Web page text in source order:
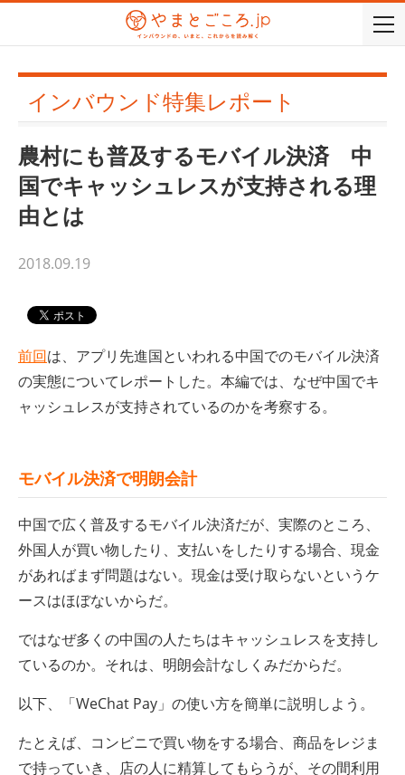
インバウンド特集レポート
農村にも普及するモバイル決済 中
国でキャッシュレスが支持される理
由とは
2018.09.19
前回は、アプリ先進国といわれる中国でのモバイル決済
の実態についてレポートした。本編では、なぜ中国でキ
ャッシュレスが支持されているのかを考察する。
モバイル決済で明朗会計
中国で広く普及するモバイル決済だが、実際のところ、
外国人が買い物したり、支払いをしたりする場合、現金
があればまず問題はない。現金は受け取らないというケ
ースはほぼないからだ。
ではなぜ多くの中国の人たちはキャッシュレスを支持し
ているのか。それは、明朗会計なしくみだからだ。
以下、「WeChat Pay」の使い方を簡単に説明しよう。
たとえば、コンビニで買い物をする場合、商品をレジま
で持っていき、店の人に精算してもらうが、その間利用